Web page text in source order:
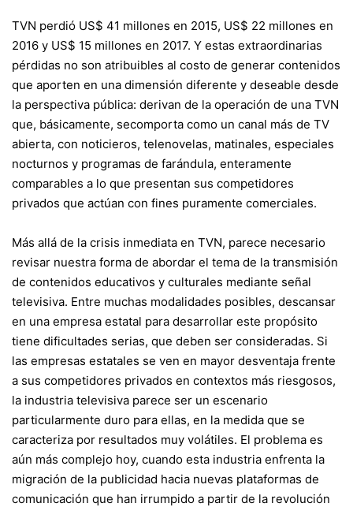
TVN perdió US$ 41 millones en 2015, US$ 22 millones en
2016 y US$ 15 millones en 2017. Y estas extraordinarias
pérdidas no son atribuibles al costo de generar contenidos
que aporten en una dimensión diferente y deseable desde
la perspectiva pública: derivan de la operación de una TVN
que, básicamente, secomporta como un canal más de TV
abierta, con noticieros, telenovelas, matinales, especiales
nocturnos y programas de farándula, enteramente
comparables a lo que presentan sus competidores
privados que actúan con fines puramente comerciales.
Más allá de la crisis inmediata en TVN, parece necesario
revisar nuestra forma de abordar el tema de la transmisión
de contenidos educativos y culturales mediante señal
televisiva. Entre muchas modalidades posibles, descansar
en una empresa estatal para desarrollar este propósito
tiene dificultades serias, que deben ser consideradas. Si
las empresas estatales se ven en mayor desventaja frente
a sus competidores privados en contextos más riesgosos,
la industria televisiva parece ser un escenario
particularmente duro para ellas, en la medida que se
caracteriza por resultados muy volátiles. El problema es
aún más complejo hoy, cuando esta industria enfrenta la
migración de la publicidad hacia nuevas plataformas de
comunicación que han irrumpido a partir de la revolución